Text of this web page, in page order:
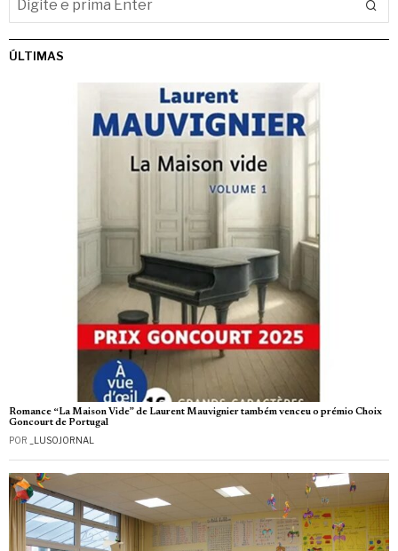
ÚLTIMAS
Romance “La Maison Vide” de Laurent Mauvignier também venceu o prémio Choix
Goncourt de Portugal
POR _LUSOJORNAL